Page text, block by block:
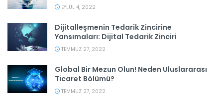
EYLÜL 4, 2022
Dijitalleşmenin Tedarik Zincirine
Yansımaları: Dijital Tedarik Zinciri
TEMMUZ 27, 2022
Global Bir Mezun Olun! Neden Uluslararası
Ticaret Bölümü?
TEMMUZ 27, 2022